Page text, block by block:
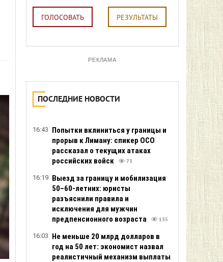
ГОЛОСОВАТЬ РЕЗУЛЬТАТЫ
РЕКЛАМА
ПОСЛЕДНИЕ НОВОСТИ
16:43 Попытки вклиниться у границы и
прорыв к Лиману: спикер ОСО
рассказал о текущих атаках
российских войск
73
16:19 Выезд за границу и мобилизация
50–60-летних: юристы
разъяснили правила и
исключения для мужчин
предпенсионного возраста
135
16:03 Не меньше 20 млрд долларов в
год на 50 лет: экономист назвал
реалистичный механизм выплаты